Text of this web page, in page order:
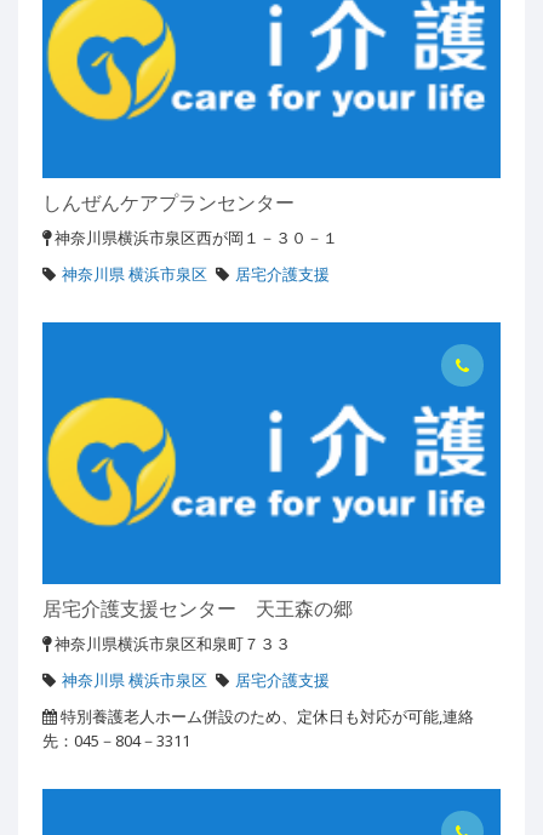
しんぜんケアプランセンター
神奈川県横浜市泉区西が岡１－３０－１
神奈川県 横浜市泉区
居宅介護支援
居宅介護支援センター 天王森の郷
神奈川県横浜市泉区和泉町７３３
神奈川県 横浜市泉区
居宅介護支援
特別養護老人ホーム併設のため、定休日も対応が可能,連絡
先：045－804－3311